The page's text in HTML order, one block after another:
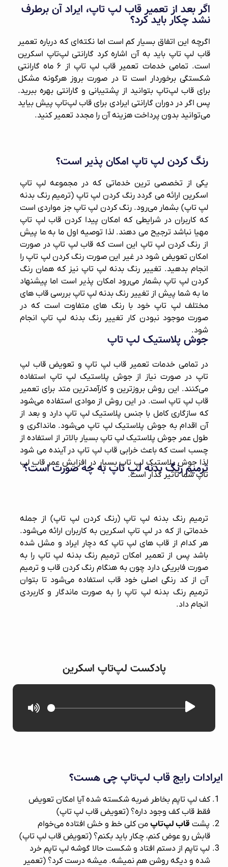
اگر بعد از تعمیر قاب‌ لپ‌ تاپ، ایراد آن برطرف
نشد چکار باید کرد؟
اگرچه این اتفاق بسیار کم است اما نکته‌ای که درباره تعمیر
قاب‌ لپ‌ تاپ باید به آن اشاره کرد گارانتی لپ‌تاپ اسکرین
است. تمامی خدمات تعمیر قاب لپ‌ تاپ از ۶ ماه گارانتی
شکستگی برخوردار است تا در صورت بروز هرگونه مشکل
برای قاب لپ‌تاپ بتوانید از پشتیبانی و گارانتی بهره ببرید.
پس اگر در دوران گارانتی ایرادی برای قاب‌ لپ‌تاپ پیش بیاید
می‌توانید بدون پرداخت هزینه آن را مجدد تعمیر کنید.
رنگ کردن لپ تاپ امکان پذیر است؟
یکی از تخصصی ترین خدماتی که در مجموعه لپ تاپ
اسکرین ارائه می گردد رنگ کردن لپ تاپ (ترمیم رنگ بدنه
لپ تاپ) بشمار می‌رود. رنگ کردن لپ تاپ جز مواردی است
که کاربران در شرایطی که امکان پیدا کردن قاب لپ تاپ
مهیا نباشد ترجیح می دهند. لذا توصیه اول ما به ما پیش
از رنگ کردن لپ تاپ این است که قاب لپ تاپ در صورت
امکان تعویض شود در غیر این صورت رنگ کردن لپ تاپ را
انجام بدهید. تغییر رنگ بدنه لپ تاپ نیز که همان رنگ
کردن لپ تاپ بشمار می‌رود امکان پذیر است اما پیشنهاد
ما به شما پیش از تغییر رنگ بدنه لپ تاپ بررسی قاب های
مختلف لپ تاپ خود با رنگ های متفاوت است که در
صورت موجود نبودن کار تغییر رنگ بدنه لپ تاپ انجام
شود.
جوش پلاستیک لپ تاپ
در تمامی خدمات تعمیر قاب لپ تاپ و تعویض قاب لپ
تاپ در صورت نیاز از جوش پلاستیک لپ تاپ استفاده
می‌کنند. این روش بروزترین و کارآمدترین متد برای تعمیر
قاب لپ تاپ است. در این روش از موادی استفاده می‌شود
که سازگاری کامل با جنس پلاستیک لپ تاپ دارد و بعد از
آن اقدام به جوش پلاستیک لپ تاپ می‌شود. مانداگری و
طول عمر جوش پلاستیک لپ تاپ بسیار بالاتر از استفاده از
چسب است که باعث خرابی قاب لپ تاپ در آینده می شود
لذا جوش پلاستیک لپ تاپ بسیار در افزایش عمر قاب لپ
تاپ شما تاثیر گذار است.
ترمیم رنگ بدنه لپ تاپ به چه صورت است؟
ترمیم رنگ بدنه لپ تاپ (رنگ کردن لپ تاپ) از جمله
خدماتی از که در لپ تاپ اسکرین به کاربران ارائه می‌شود.
هر کدام از قاب های لپ تاپ که دچار ایراد و مشل شده
باشد پس از تعمیر امکان ترمیم رنگ بدنه لپ تاپ را به
صورت فابریکی دارد چون به هنگام رنگ کردن قاب و ترمیم
آن از کد رنگی اصلی خود قاب استفاده می‌شود تا بتوان
ترمیم رنگ بدنه لپ تاپ را به صورت ماندگار و کاربردی
انجام داد.
پادکست لپ‌تاپ اسکرین
ایرادات رایج قاب لپ‌تاپ چی هست؟
کف لپ تاپم بخاطر ضربه شکسته شده آیا امکان تعویض
فقط قاب کف وجود داره؟ (تعویض قاب لپ‌ تاپ)
پشت قاب لپ‌تاپ من کلی خط و خش افتاده می‌خوام
قابش رو عوض کنم، چکار باید بکنم؟ (تعویض قاب لپ‌ تاپ)
لپ تاپم از دستم افتاد و شکست حالا گوشه لپ تاپم خرد
شده و دیگه روشن هم نمیشه. میشه درست کرد؟ (تعمیر